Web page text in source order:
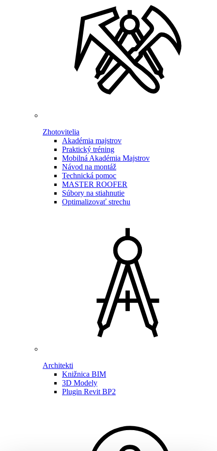
Zhotovitelia
Akadémia majstrov
Praktický tréning
Mobilná Akadémia Majstrov
Návod na montáž
Technická pomoc
MASTER ROOFER
Súbory na stiahnutie
Optimalizovať strechu
Architekti
Knižnica BIM
3D Modely
Plugin Revit BP2